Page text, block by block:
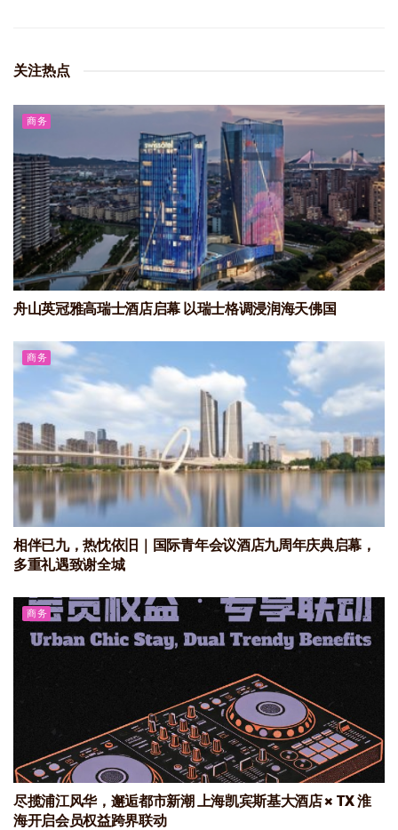
关注热点
商务
舟山英冠雅高瑞士酒店启幕 以瑞士格调浸润海天佛国
商务
相伴已九，热忱依旧｜国际青年会议酒店九周年庆典启幕，
多重礼遇致谢全城
商务
尽揽浦江风华，邂逅都市新潮 上海凯宾斯基大酒店 × TX 淮
海开启会员权益跨界联动